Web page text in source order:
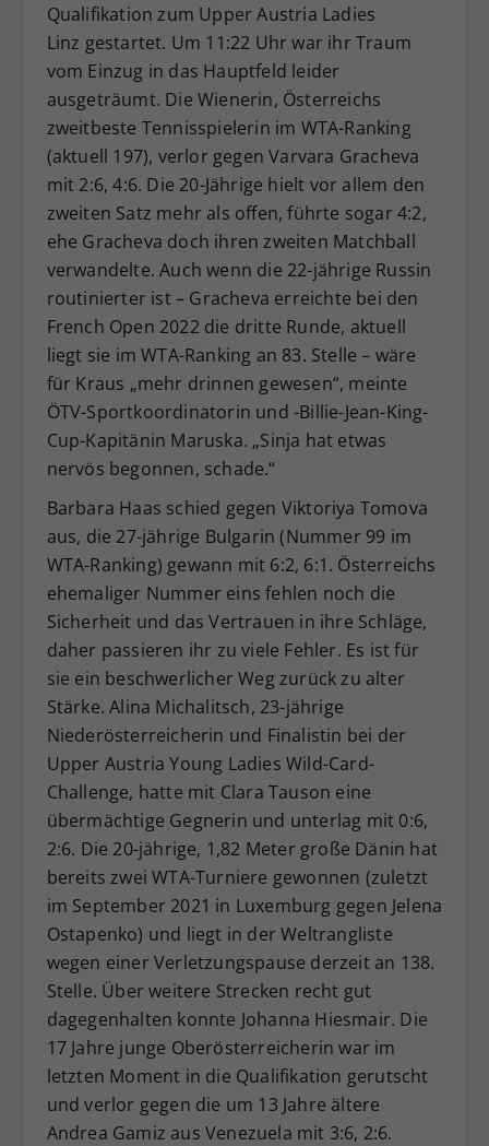
Qualifikation zum Upper Austria Ladies
Linz gestartet. Um 11:22 Uhr war ihr Traum
vom Einzug in das Hauptfeld leider
ausgeträumt. Die Wienerin, Österreichs
zweitbeste Tennisspielerin im WTA-Ranking
(aktuell 197), verlor gegen Varvara Gracheva
mit 2:6, 4:6. Die 20-Jährige hielt vor allem den
zweiten Satz mehr als offen, führte sogar 4:2,
ehe Gracheva doch ihren zweiten Matchball
verwandelte. Auch wenn die 22-jährige Russin
routinierter ist – Gracheva erreichte bei den
French Open 2022 die dritte Runde, aktuell
liegt sie im WTA-Ranking an 83. Stelle – wäre
für Kraus „mehr drinnen gewesen“, meinte
ÖTV-Sportkoordinatorin und -Billie-Jean-King-
Cup-Kapitänin Maruska. „Sinja hat etwas
nervös begonnen, schade.“
Barbara Haas schied gegen Viktoriya Tomova
aus, die 27-jährige Bulgarin (Nummer 99 im
WTA-Ranking) gewann mit 6:2, 6:1. Österreichs
ehemaliger Nummer eins fehlen noch die
Sicherheit und das Vertrauen in ihre Schläge,
daher passieren ihr zu viele Fehler. Es ist für
sie ein beschwerlicher Weg zurück zu alter
Stärke. Alina Michalitsch, 23-jährige
Niederösterreicherin und Finalistin bei der
Upper Austria Young Ladies Wild-Card-
Challenge, hatte mit Clara Tauson eine
übermächtige Gegnerin und unterlag mit 0:6,
2:6. Die 20-jährige, 1,82 Meter große Dänin hat
bereits zwei WTA-Turniere gewonnen (zuletzt
im September 2021 in Luxemburg gegen Jelena
Ostapenko) und liegt in der Weltrangliste
wegen einer Verletzungspause derzeit an 138.
Stelle. Über weitere Strecken recht gut
dagegenhalten konnte Johanna Hiesmair. Die
17 Jahre junge Oberösterreicherin war im
letzten Moment in die Qualifikation gerutscht
und verlor gegen die um 13 Jahre ältere
Andrea Gamiz aus Venezuela mit 3:6, 2:6.